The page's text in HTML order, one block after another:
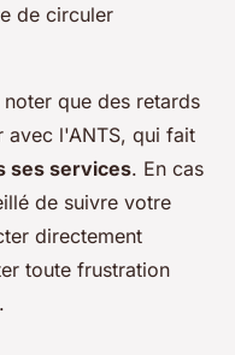
de circuler
que des retards
avec l'ANTS, qui fait
ses services. En cas
de suivre votre
directement
toute frustration